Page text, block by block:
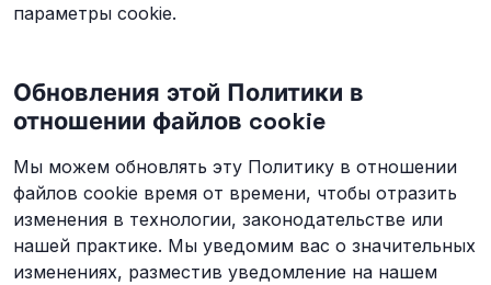
параметры cookie.
Обновления этой Политики в
отношении файлов cookie
Мы можем обновлять эту Политику в отношении
файлов cookie время от времени, чтобы отразить
изменения в технологии, законодательстве или
нашей практике. Мы уведомим вас о значительных
изменениях, разместив уведомление на нашем